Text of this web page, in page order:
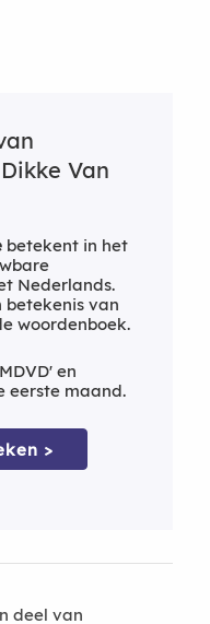
Van
betekent in het
Nederlands.
van
woordenboek.
en
eerste maand.
>
deel van